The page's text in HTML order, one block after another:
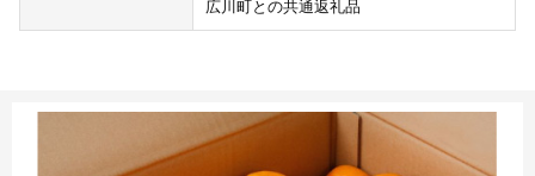
広川町との共通返礼品